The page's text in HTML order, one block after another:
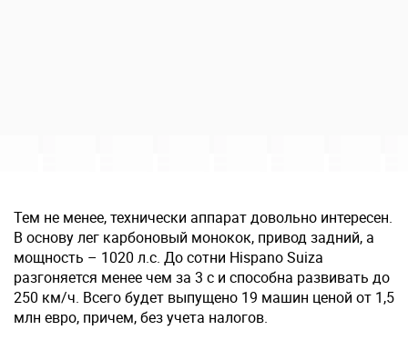
Тем не менее, технически аппарат довольно интересен.
В основу лег карбоновый монокок, привод задний, а
мощность – 1020 л.с. До сотни Hispano Suiza
разгоняется менее чем за 3 с и способна развивать до
250 км/ч. Всего будет выпущено 19 машин ценой от 1,5
млн евро, причем, без учета налогов.